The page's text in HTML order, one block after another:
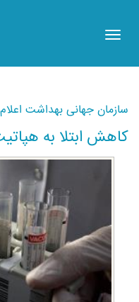
Toggle
سازمان جهانی بهداشت
کاهش ابتلا به